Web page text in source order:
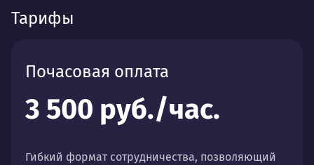
Тарифы
Почасовая оплата
3 500 руб./час.
Гибкий формат сотрудничества, позволяющий